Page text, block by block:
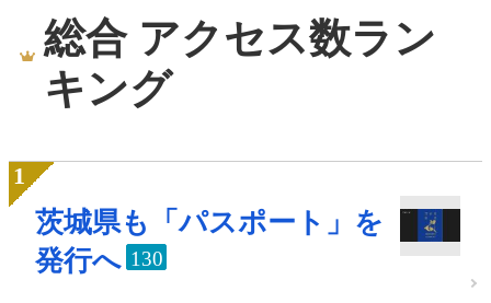
総合 アクセス数ラン
キング
茨城県も「パスポート」を
発行へ 130